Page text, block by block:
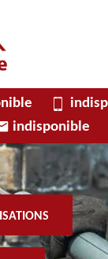
indisponible